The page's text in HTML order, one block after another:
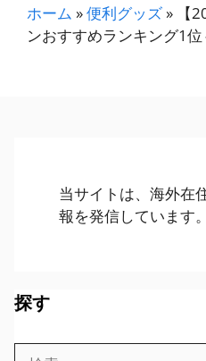
ホーム »便利グッズ »
【
ンおすすめランキング1
当サイトは、海外在
報を発信しています。
探す